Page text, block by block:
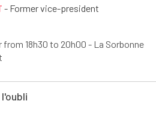
- Former vice-president
from 18h30 to 20h00 - La Sorbonne